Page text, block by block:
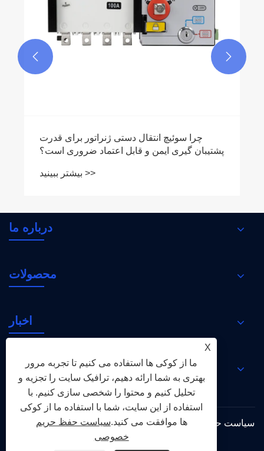
چرا سوئیچ انتقال دستی ژنراتور برای قدرت
پشتیبان گیری ایمن و قابل اعتماد ضروری است؟
بیشتر ببینید >>
 
درباره ما
محصولات
اخبار
با ما تماس بگیرید
Sitemap RSS XML
سیاست حفظ حریم
خصوصی
X
ما از کوکی ها استفاده می کنیم تا تجربه مرور
بهتری به شما ارائه دهیم، ترافیک سایت را تجزیه و
تحلیل کنیم و محتوا را شخصی سازی کنیم. با
استفاده از این سایت، شما با استفاده ما از کوکی
ها موافقت می کنید.سیاست حفظ حریم
خصوصی